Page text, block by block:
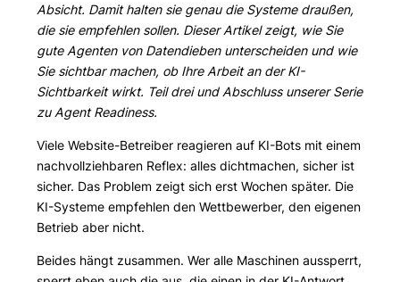
Absicht. Damit halten sie genau die Systeme draußen,
die sie empfehlen sollen. Dieser Artikel zeigt, wie Sie
gute Agenten von Datendieben unterscheiden und wie
Sie sichtbar machen, ob Ihre Arbeit an der KI-
Sichtbarkeit wirkt. Teil drei und Abschluss unserer Serie
zu Agent Readiness.
Viele Website-Betreiber reagieren auf KI-Bots mit einem
nachvollziehbaren Reflex: alles dichtmachen, sicher ist
sicher. Das Problem zeigt sich erst Wochen später. Die
KI-Systeme empfehlen den Wettbewerber, den eigenen
Betrieb aber nicht.
Beides hängt zusammen. Wer alle Maschinen aussperrt,